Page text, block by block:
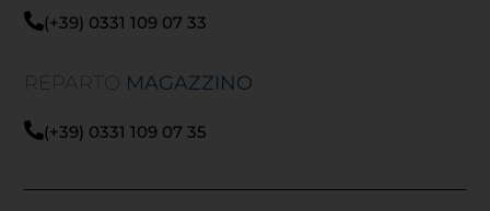
(+39) 0331 109 07 33
REPARTO MAGAZZINO
(+39) 0331 109 07 35